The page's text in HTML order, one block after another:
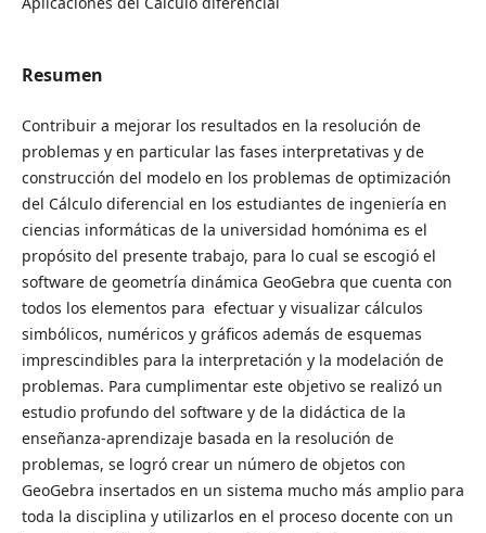
Resumen
Contribuir a mejorar los resultados en la resolución de
problemas y en particular las fases interpretativas y de
construcción del modelo en los problemas de optimización
del Cálculo diferencial en los estudiantes de ingeniería en
ciencias informáticas de la universidad homónima es el
propósito del presente trabajo, para lo cual se escogió el
software de geometría dinámica GeoGebra que cuenta con
todos los elementos para efectuar y visualizar cálculos
simbólicos, numéricos y gráficos además de esquemas
imprescindibles para la interpretación y la modelación de
problemas. Para cumplimentar este objetivo se realizó un
estudio profundo del software y de la didáctica de la
enseñanza-aprendizaje basada en la resolución de
problemas, se logró crear un número de objetos con
GeoGebra insertados en un sistema mucho más amplio para
toda la disciplina y utilizarlos en el proceso docente con un